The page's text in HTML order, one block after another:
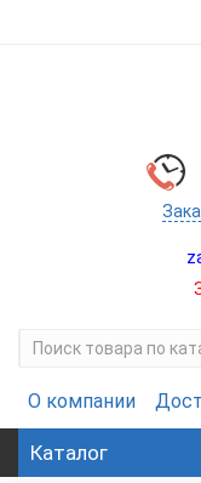
О компании
Каталог